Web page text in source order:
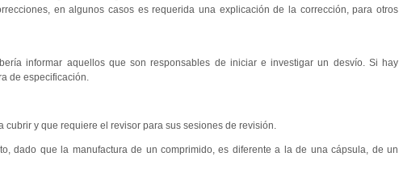
en algunos casos es requerida una explicación de la corrección, para otros
informar aquellos que son responsables de iniciar e investigar un desvío. Si hay
de especificación.
y que requiere el revisor para sus sesiones de revisión.
dado que la manufactura de un comprimido, es diferente a la de una cápsula, de un